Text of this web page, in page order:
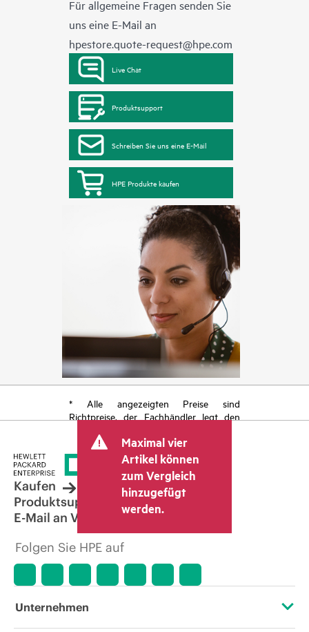
Für allgemeine Fragen senden Sie
uns eine E-Mail an
hpestore.quote-request@hpe.com
Live Chat
Produktsupport
Schreiben Sie uns eine E-Mail
HPE Produkte kaufen
* Alle angezeigten Preise sind
Richtpreise, der Fachhändler legt den
kann weitere Gebühren wie
Mehrwertsteuer und Versandkosten
berücksichtigen. Der vom Fachhändler
festgelegte Transaktionspreis kann von
dem anderer Fachhändler und dem
angezeigten Richtpreis abweichen. Die
Richtpreise können zeitlich begrenzte
Sonderangebote enthalten. HPE behält
sich das Recht vor, jederzeit
Marktbedingungen, der Einstellung von
Produktverfügbarkeit, dem Ende der
Lebensdauer von Werbeaktionen und
Maximal vier
Artikel können
zum Vergleich
hinzugefügt
werden.
Kaufen
Produktsupport
E-Mail an Vertrieb
Folgen Sie HPE auf
Unternehmen